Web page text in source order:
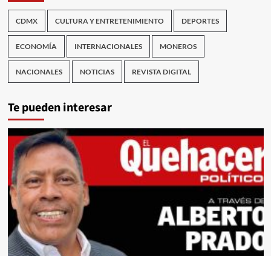
CDMX CULTURA Y ENTRETENIMIENTO DEPORTES
ECONOMÍA INTERNACIONALES MONEROS
NACIONALES NOTICIAS REVISTA DIGITAL
Te pueden interesar